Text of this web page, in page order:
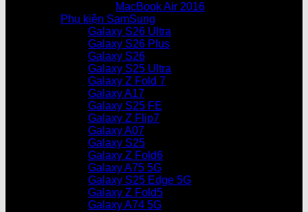
MacBook Air 2016
Phụ kiện SamSung
Galaxy S26 Ultra
Galaxy S26 Plus
Galaxy S26
Galaxy S25 Ultra
Galaxy Z Fold 7
Galaxy A17
Galaxy S25 FE
Galaxy Z Flip7
Galaxy A07
Galaxy S25
Galaxy Z Fold6
Galaxy A75 5G
Galaxy S25 Edge 5G
Galaxy Z Fold5
Galaxy A74 5G